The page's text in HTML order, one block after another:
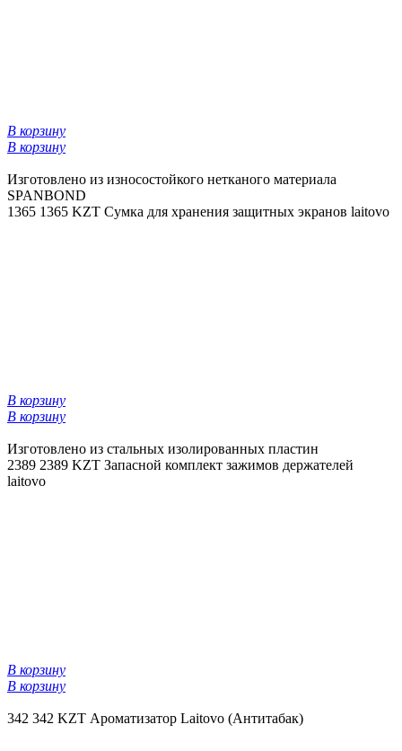
В корзину
В корзину
Изготовлено из износостойкого нетканого материала
SPANBOND
1365 1365 KZT Сумка для хранения защитных экранов laitovo
В корзину
В корзину
Изготовлено из стальных изолированных пластин
2389 2389 KZT Запасной комплект зажимов держателей
laitovo
В корзину
В корзину
342 342 KZT Ароматизатор Laitovo (Антитабак)